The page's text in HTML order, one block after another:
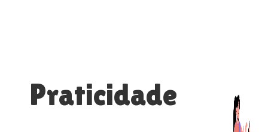
Praticidade